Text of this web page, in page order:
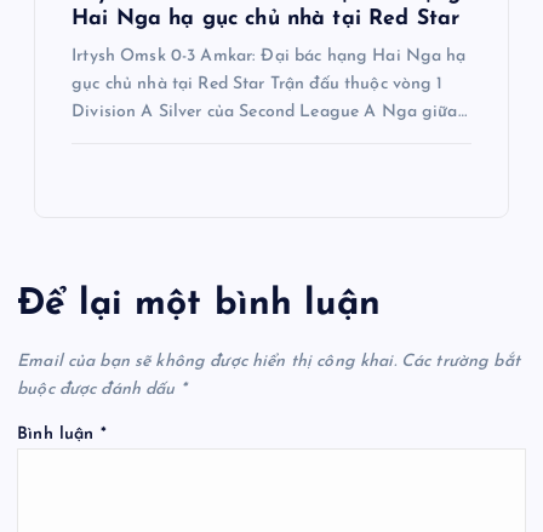
Hai Nga hạ gục chủ nhà tại Red Star
Irtysh Omsk 0-3 Amkar: Đại bác hạng Hai Nga hạ
gục chủ nhà tại Red Star Trận đấu thuộc vòng 1
Division A Silver của Second League A Nga giữa…
Để lại một bình luận
Email của bạn sẽ không được hiển thị công khai. Các trường bắt
buộc được đánh dấu *
Bình luận *